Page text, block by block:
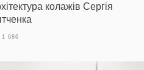
колажів Сергія
1 686